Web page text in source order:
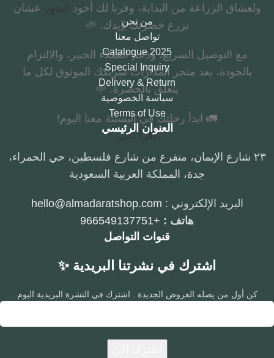
ولعشاق الزراعة من البداية، وفرنا لك أجود
البذور
عشان
تزرع خضرتك بإيدك. 🌱
مع التوصيل السريع، ودعم العملاء الخبير، والالتزام
بالجودة، يعد متجر المدارات شريكك الموثوق لكل ما
يتعلق بالخضرة. 🌱
🚛 ابدأ رحلتك في البستنة معنا اليوم!
اقرأ أكثر
من نحن
تواصل معنا
2025 Catalogue
Special Inquiry
Delivery & Return
سياسة الخصوصية
Terms of Use
العنوان الرئيسي
٢٣ شارع الإيمان، متفرع من شارع فلسطين، حي الحمراء،
جدة، المملكة العربية السعودية
البريد الإلكتروني : hello@almadaratshop.com
هاتف : +966549137751
قنوات التواصل
اشترك في نشرتنا البريدية ✨
كن أول من يصله العروض الجديدة . اشترك في النشرة البريدية اليوم